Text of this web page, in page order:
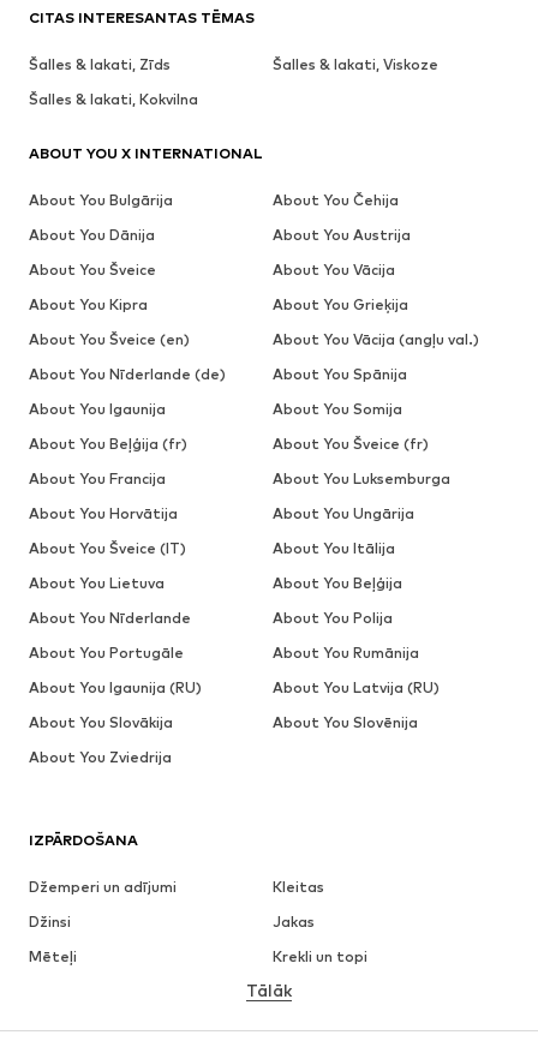
IZPĀRDOŠANA
Džemperi un adījumi
Kleitas
Džinsi
Jakas
Mēteļi
Krekli un topi
Apakšveļa
Svārki
Blūzes un tunikas
Tālāk
CITAS INTERESANTAS TĒMAS
Šalles & lakati, Zīds
Šalles & lakati, Viskoze
Šalles & lakati, Kokvilna
ABOUT YOU X INTERNATIONAL
About You Bulgārija
About You Čehija
About You Dānija
About You Austrija
About You Šveice
About You Vācija
About You Kipra
About You Grieķija
About You Šveice (en)
About You Vācija (angļu val.)
About You Nīderlande (de)
About You Spānija
About You Igaunija
About You Somija
About You Beļģija (fr)
About You Šveice (fr)
About You Francija
About You Luksemburga
About You Horvātija
About You Ungārija
About You Šveice (IT)
About You Itālija
About You Lietuva
About You Beļģija
About You Nīderlande
About You Polija
About You Portugāle
About You Rumānija
About You Igaunija (RU)
About You Latvija (RU)
About You Slovākija
About You Slovēnija
About You Zviedrija